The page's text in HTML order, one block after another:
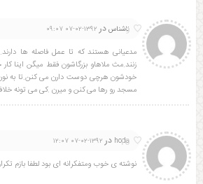
9
ناشناس در ۱۳۹۲-۰۲-۰۷ ۰۹:۰۷
مدعیانی هستند که تا عمل فاصله ها
زنند.مث ملاهاو بزرگاشون فقط میگن اینا کار
خودشون هرچی دوست دارن می کنن.تا به
مسجد رو رها می کنن و میرن .کی می تونه
10
hoda در ۱۳۹۲-۰۲-۰۷ ۱۲:۰۷
نوشته ی خوب ومتفکرانه ای بود لطفا بازم